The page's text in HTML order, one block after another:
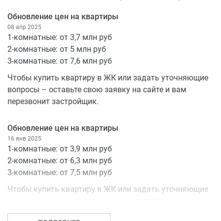
Экологичность
Новый жилой комплекс River Park расположен в
шаговой доступности от городского парка культуры и
отдыха, а также удивительного парка сенситивного
В конце августа 2021 года проект благоустройства
городского парка культуры и отдыха одержал победу
на Всероссийском конкурсе лучших проектов
По словам авторов проекта, после благоустройства
парк будет кардинально отличаться от других
общественных пространств региона и станет новой
точкой притяжения жителей города.
Световая концепция проекта подчёркивает
«структурной» части предусмотрено яркое
Обновление цен на квартиры
08 апр 2025
1-комнатные: от 3,7 млн руб
2-комнатные: от 5 млн руб
3-комнатные: от 7,6 млн руб
Чтобы купить квартиру в ЖК или задать уточняющие
вопросы – оставьте свою заявку на сайте и вам
перезвонит застройщик.
Обновление цен на квартиры
16 янв 2025
1-комнатные: от 3,9 млн руб
2-комнатные: от 6,3 млн руб
3-комнатные: от 7,5 млн руб
Чтобы купить квартиру в ЖК или задать уточняющие
перезвонит застройщик.